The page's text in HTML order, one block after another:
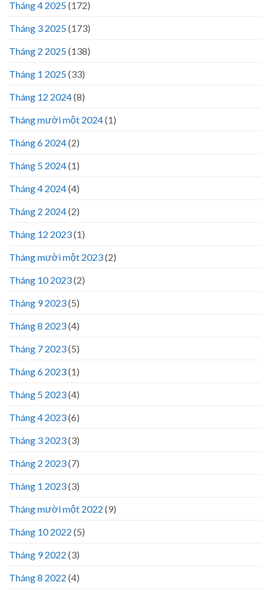
Tháng 4 2025(172)
Tháng 3 2025(173)
Tháng 2 2025(138)
Tháng 1 2025(33)
Tháng 12 2024(8)
Tháng mười một 2024(1)
Tháng 6 2024(2)
Tháng 5 2024(1)
Tháng 4 2024(4)
Tháng 2 2024(2)
Tháng 12 2023(1)
Tháng mười một 2023(2)
Tháng 10 2023(2)
Tháng 9 2023(5)
Tháng 8 2023(4)
Tháng 7 2023(5)
Tháng 6 2023(1)
Tháng 5 2023(4)
Tháng 4 2023(6)
Tháng 3 2023(3)
Tháng 2 2023(7)
Tháng 1 2023(3)
Tháng mười một 2022 (9)
Tháng 10 2022 (5)
Tháng 9 2022 (3)
Tháng 8 2022 (4)